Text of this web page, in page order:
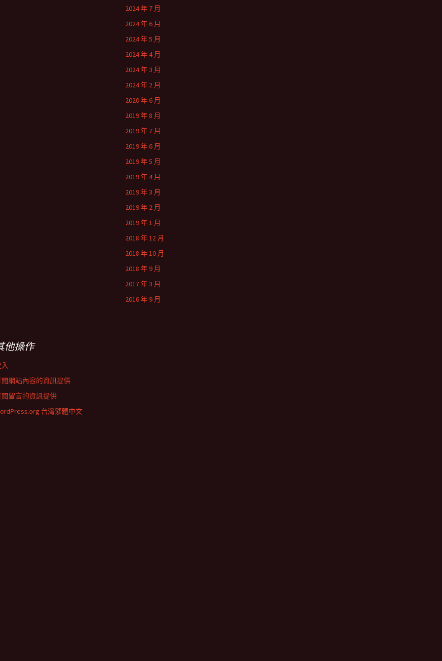
2024 年 7 月
2024 年 6 月
2024 年 5 月
2024 年 4 月
2024 年 3 月
2024 年 2 月
2020 年 6 月
2019 年 8 月
2019 年 7 月
2019 年 6 月
2019 年 5 月
2019 年 4 月
2019 年 3 月
2019 年 2 月
2019 年 1 月
2018 年 12 月
2018 年 10 月
2018 年 9 月
2017 年 3 月
2016 年 9 月
他操作
閱網站內容的資訊提供
閱留言的資訊提供
台灣繁體中文